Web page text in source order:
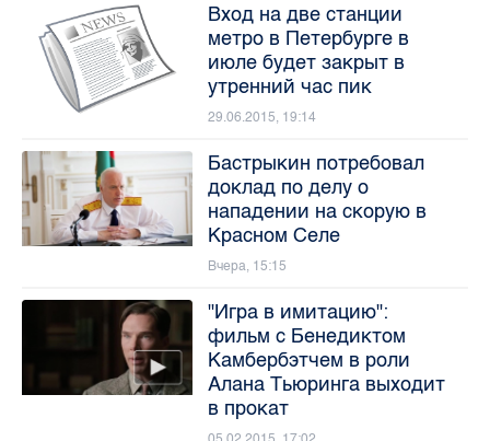
Вход на две станции
метро в Петербурге в
июле будет закрыт в
утренний час пик
29.06.2015, 19:14
Бастрыкин потребовал
доклад по делу о
нападении на скорую в
Красном Селе
Вчера, 15:15
"Игра в имитацию":
фильм с Бенедиктом
Камбербэтчем в роли
Алана Тьюринга выходит
в прокат